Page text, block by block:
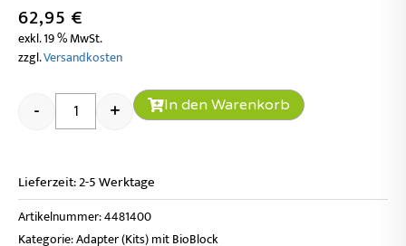
62,95 €
exkl. 19 % MwSt.
zzgl.Versandkosten
- + In den Warenkorb
Lieferzeit:2-5 Werktage
Artikelnummer:4481400
Kategorie:Adapter (Kits) mit BioBlock